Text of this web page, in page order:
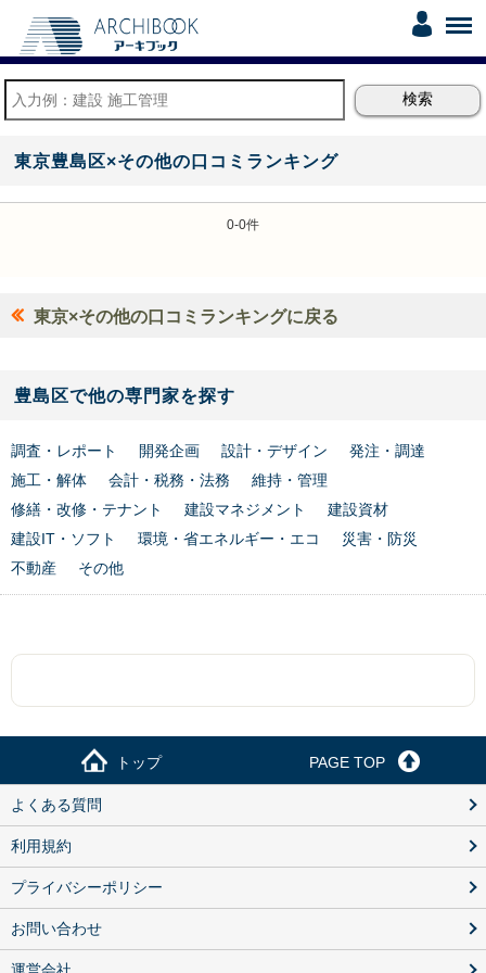
東京豊島区×その他の口コミランキング
0-0件
東京×その他の口コミランキングに戻る
豊島区で他の専門家を探す
調査・レポート 開発企画 設計・デザイン
発注・調達
施工・解体
会計・税務・法務
維持・管理
修繕・改修・テナント
建設マネジメント
建設資材
建設IT・ソフト
環境・省エネルギー・エコ
災害・防災
不動産
その他
トップ PAGE TOP
よくある質問
利用規約
プライバシーポリシー
お問い合わせ
運営会社